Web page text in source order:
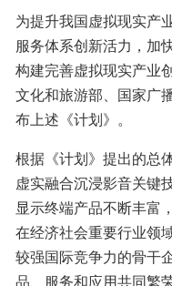
为提升我国虚拟现实产
服务体系创新活力，加
构建完善虚拟现实产业
文化和旅游部、国家广
布上述《计划》。
根据《计划》提出的总
虚实融合沉浸影音关键
显示终端产品不断丰富
在经济社会重要行业领
较强国际竞争力的骨干
品、服务和应用共同繁